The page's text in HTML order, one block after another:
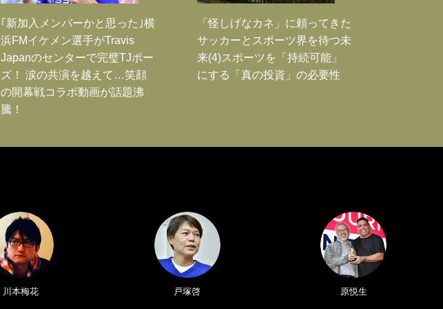
｢新加入メンバーかと思った｣横
浜FMイケメン選手がTravis
Japanのセンターで完璧TJポー
ズ！ 涙の共演を越えて…笑顔
の開幕戦コラボ動画が話題沸
騰！
「怪しげなカネ」に頼ってきた
サッカーとスポーツ界を待つ未
来(4)スポーツを「持続可能」
にする「真の投資」の必要性
川本梅花 戸塚啓 原悦生